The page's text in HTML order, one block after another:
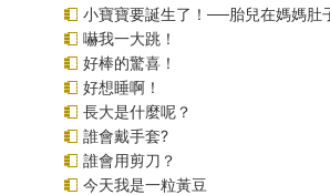
小寶寶要誕生了！──胎兒在媽媽肚
嚇我一大跳！
好棒的驚喜！
好想睡啊！
長大是什麼呢？
誰會戴手套?
誰會用剪刀？
今天我是一粒黃豆